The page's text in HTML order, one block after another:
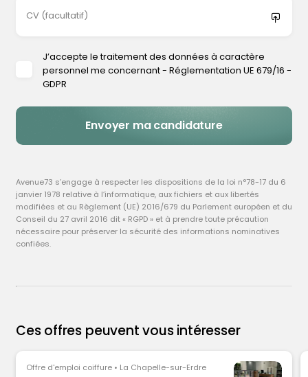
CV (facultatif)
J’accepte le traitement des données à caractère
personnel me concernant - Réglementation UE 679/16 -
GDPR
Envoyer ma candidature
Avenue73 s’engage à respecter les dispositions de la loi n°78-17 du 6
janvier 1978 relative à l’informatique, aux fichiers et aux libertés
modifiées et au Règlement (UE) 2016/679 du Parlement européen et du
Conseil du 27 avril 2016 dit « RGPD » et à prendre toute précaution
nécessaire pour préserver la sécurité des informations nominatives
confiées.
Ces offres peuvent vous intéresser
Offre d'emploi coiffure • La Chapelle-sur-Erdre